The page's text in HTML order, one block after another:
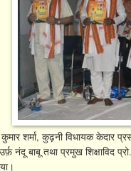
शर्मा, कुढ़नी विधायक केदार
नंदू बाबू तथा प्रमुख शिक्षाविद